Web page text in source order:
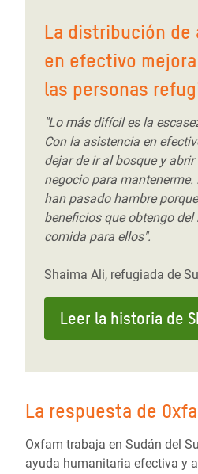
La distribución de
en efectivo
las personas
"Lo más difícil es la
Con la asistencia en
dejar de ir al bosque y
negocio para
han pasado hambre
beneficios que obtengo
comida para ellos".
Shaima Ali, refugiada de
Leer la historia de
La respuesta de
Oxfam trabaja en Sudán del
ayuda humanitaria efectiva y